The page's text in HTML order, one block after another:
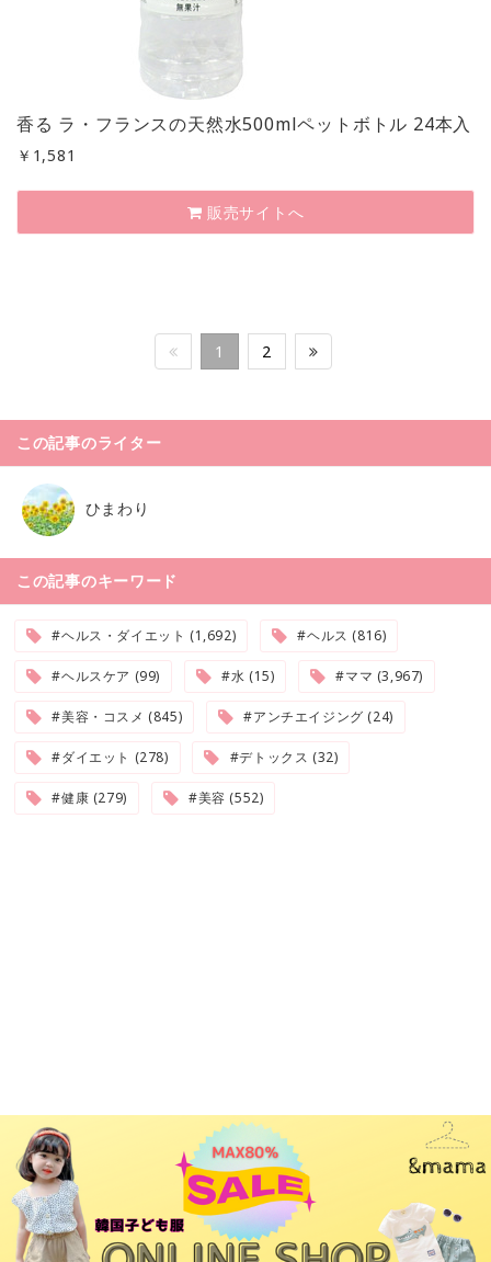
香る ラ・フランスの天然水500mlペットボトル 24本入
￥ 1,581
販売サイトへ
1 2
この記事のライター
ひまわり
この記事のキーワード
#ヘルス・ダイエット (1,692) #ヘルス (816)
#ヘルスケア (99) #水 (15) #ママ (3,967)
#美容・コスメ (845) #アンチエイジング (24)
#ダイエット (278) #デトックス (32)
#健康 (279) #美容 (552)